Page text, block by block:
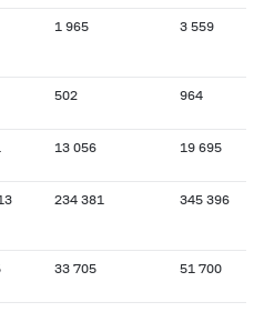
1 965 3 559
502 964
13 056 19 695
234 381 345 396
33 705 51 700